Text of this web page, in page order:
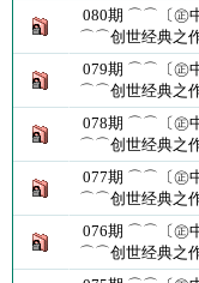
080期 ⌒⌒〔㊣
⌒⌒创世经典之
079期 ⌒⌒〔㊣
⌒⌒创世经典之
078期 ⌒⌒〔㊣
⌒⌒创世经典之
077期 ⌒⌒〔㊣
⌒⌒创世经典之
076期 ⌒⌒〔㊣
⌒⌒创世经典之